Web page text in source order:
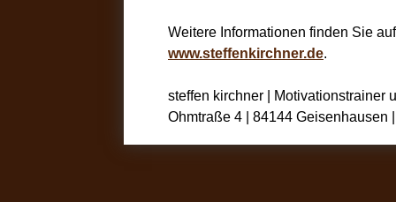
Weitere Informationen finden Sie
www.steffenkirchner.de.
steffen kirchner | Motivationstrainer
Ohmtraße 4 | 84144 Geisenhausen